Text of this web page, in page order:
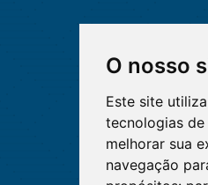
O nosso
Este site
tecnologias
melhorar sua
navegação